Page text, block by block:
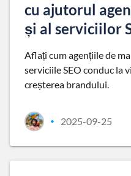
cu ajutorul
și al serviciilor
Aflați cum agențiile de
serviciile SEO conduc la
creșterea brandului.
• 2025-09-25